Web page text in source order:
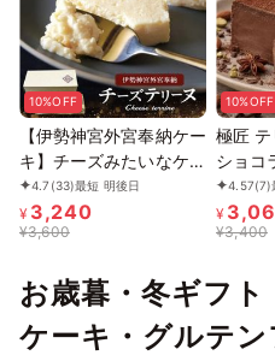
10%OFF
【伊勢神宮外宮奉納ケー
キ】チーズみたいなケー
キ 280ｇ、［グルテン
フリー］魔法の チーズ
テリーヌ チーズケーキ
4.7 (33)最短 明後日
¥ 3,240
¥3,600
10%OFF
極匠
ショコ
ンフリ
けは美
比べた
です。
4.57(7)
¥
¥3,400
お歳暮・冬ギフ
ケーキ・グルテン